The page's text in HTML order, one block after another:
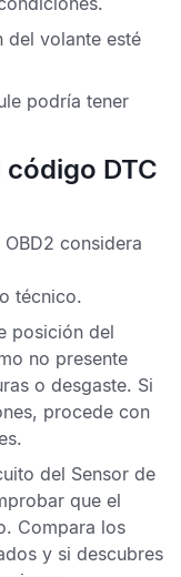
del volante esté
podría tener
DTC
considera
técnico.
posición del
no presente
o desgaste. Si
procede con
del Sensor de
que el
Compara los
y si descubres